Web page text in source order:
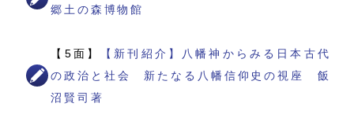
郷土の森博物館
【5面】
【新刊紹介】八幡神からみる日本古代
の政治と社会 新たなる八幡信仰史の視座 飯
沼賢司著